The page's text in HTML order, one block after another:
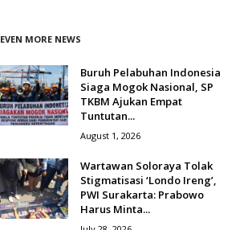
EVEN MORE NEWS
Buruh Pelabuhan Indonesia
Siaga Mogok Nasional, SP
TKBM Ajukan Empat
Tuntutan...
August 1, 2026
Wartawan Soloraya Tolak
Stigmatisasi ‘Londo Ireng’,
PWI Surakarta: Prabowo
Harus Minta...